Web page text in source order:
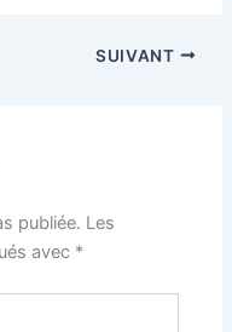
SUIVANT
publiée. Les
avec *